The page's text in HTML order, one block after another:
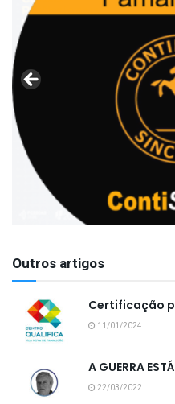
Outros artigos
Certificação
11/01/2024
A GUERRA
22/03/2022